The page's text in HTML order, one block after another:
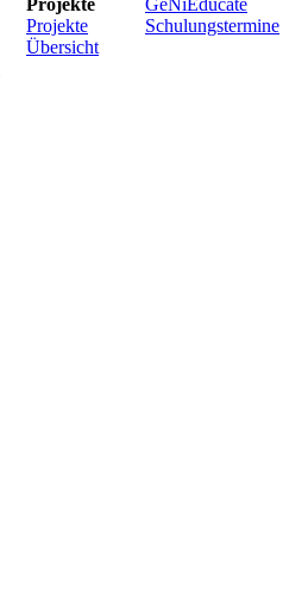
Projekte
Projekte
Übersicht
GeNiEducate
Schulungstermine